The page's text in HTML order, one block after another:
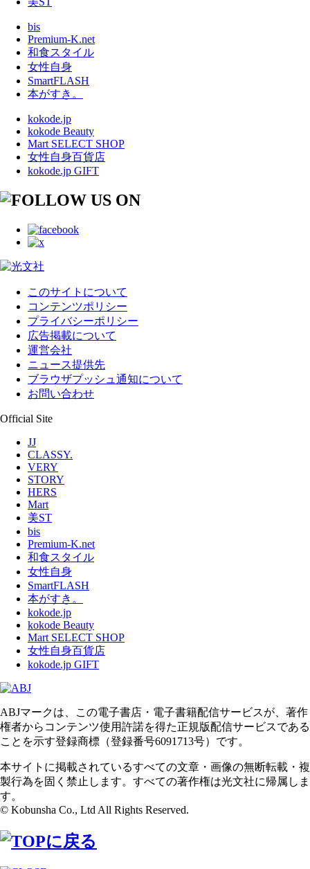
bis
Premium-K.net
和食スタイル
女性自身
SmartFLASH
本がすき。
kokode.jp
kokode Beauty
Mart SELECT SHOP
女性自身百貨店
kokode.jp GIFT
このサイトについて
コンテンツポリシー
プライバシーポリシー
広告掲載について
運営会社
ニュース提供先
ブラウザプッシュ通知について
お問い合わせ
Official Site
JJ
CLASSY.
VERY
STORY
HERS
Mart
美ST
bis
Premium-K.net
和食スタイル
女性自身
SmartFLASH
本がすき。
kokode.jp
kokode Beauty
Mart SELECT SHOP
女性自身百貨店
kokode.jp GIFT
ABJマークは、この電子書店・電子書籍配信サービスが、著作
権者からコンテンツ使用許諾を得た正規版配信サービスである
ことを示す登録商標（登録番号6091713号）です。
本サイトに掲載されているすべての文章・画像の無断転載・複
製行為を固く禁止します。すべての著作権は光文社に帰属しま
す。
© Kobunsha Co., Ltd All Rights Reserved.